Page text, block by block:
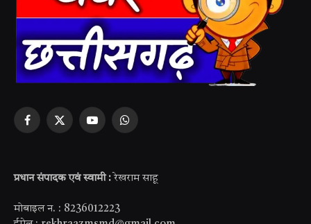
Facebook
X
YouTubeWhatsApp
प्रधान संपादक एवं स्वामी : रेखराम साहू
मोबाइल न. : 8236012223